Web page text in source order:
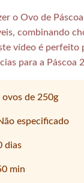
o Ovo de
combinando
vídeo é perfeito
para a Páscoa
ovos de 250g
especificado
dias
min